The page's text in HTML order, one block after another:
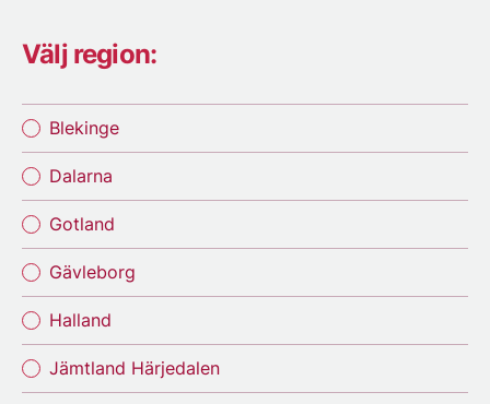
Välj region:
Blekinge
Dalarna
Gotland
Gävleborg
Halland
Jämtland Härjedalen